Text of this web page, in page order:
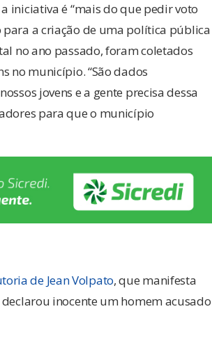
iniciativa é “mais do que pedir voto
para a criação de uma política pública
no ano passado, foram coletados
no município. “São dados
jovens e a gente precisa dessa
para que o município
de Jean Volpato, que manifesta
inocente um homem acusado